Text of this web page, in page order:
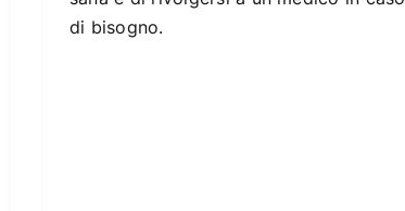
di bisogno.